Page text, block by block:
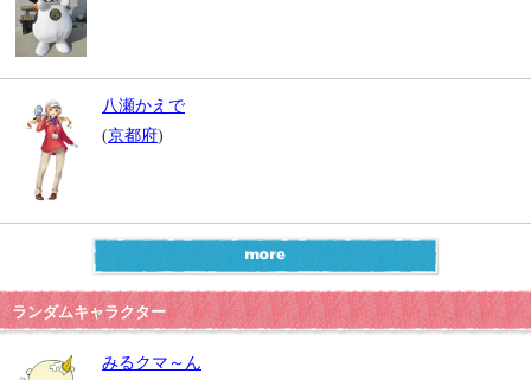
八瀬かえで
(京都府)
ランダムキャラクター
みるクマ～ん